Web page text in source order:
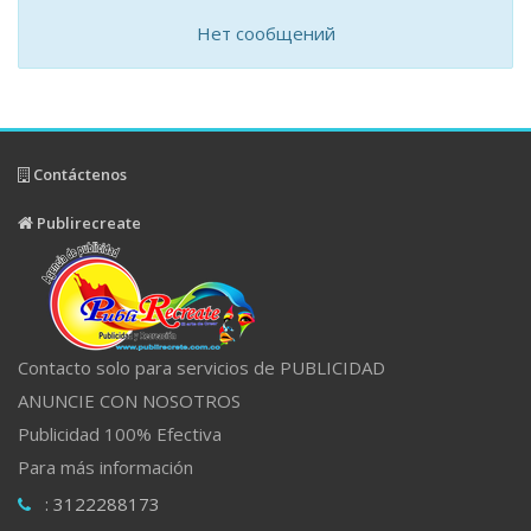
Нет сообщений
Contáctenos
Publirecreate
Contacto solo para servicios de PUBLICIDAD
ANUNCIE CON NOSOTROS
Publicidad 100% Efectiva
Para más información
: 3122288173